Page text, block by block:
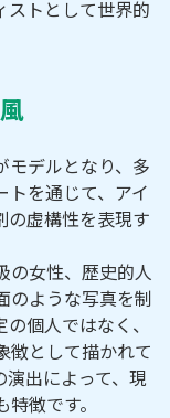
ストとして世界的
モデルとなり、多
を通じて、アイ
の虚構性を表現す
の女性、歴史的人
のような写真を制
個人ではなく、
徴として描かれて
出によって、現
徴です。